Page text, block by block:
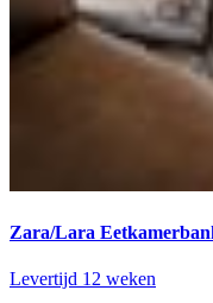
Zara/Lara
Levertijd 12 weken